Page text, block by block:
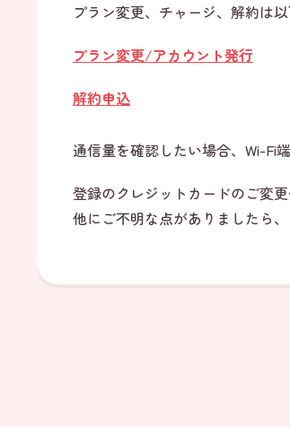
プラン変更、チャージ、解約は
プラン変更/アカウント発行
解約申込
通信量を確認したい場合、Wi-Fi
登録のクレジットカードのご変更
他にご不明な点がありましたら、